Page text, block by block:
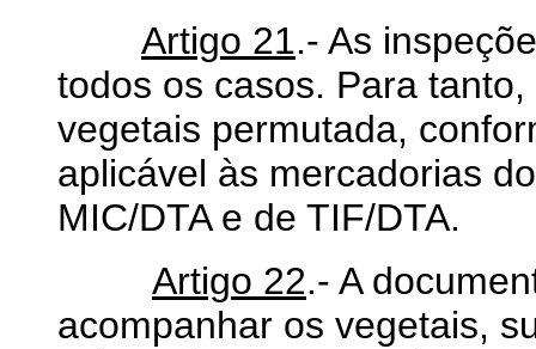
Artigo 21.- As
todos os casos. Para
vegetais permutada,
aplicável às mercadorias
MIC/DTA e de TIF/DTA.
Artigo 22.- A
acompanhar os vegetais,